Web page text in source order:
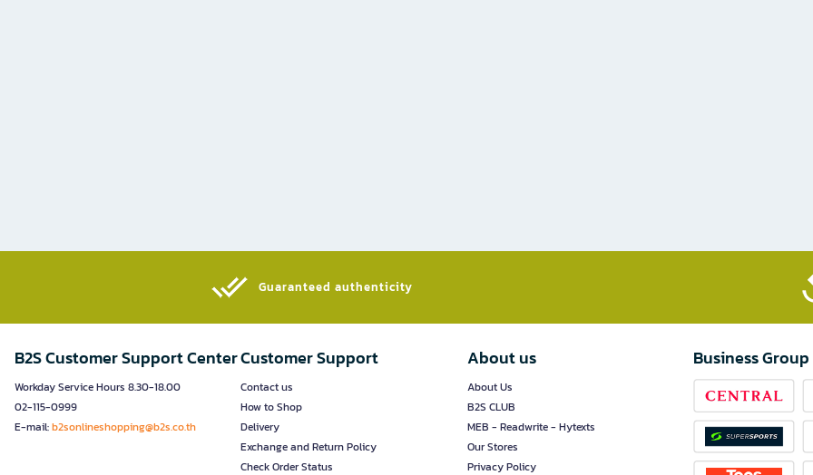
Guaranteed authenticity​
B2S Customer Support Center
Workday Service Hours 8.30-18.00
02-115-0999
E-mail:b2sonlineshopping@b2s.co.th
Customer Support
Contact us
How to Shop
Delivery
Exchange and Return Policy
Check Order Status
About us
About Us
B2S CLUB
MEB - Readwrite - Hytexts
Our Stores
Privacy Policy
Business Group